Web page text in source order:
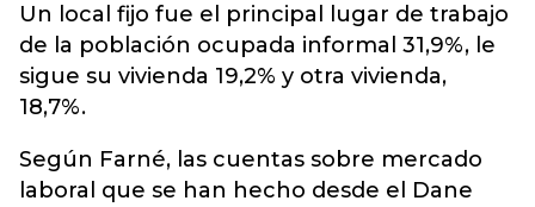
Un local fijo fue el principal lugar de trabajo
de la población ocupada informal 31,9%, le
sigue su vivienda 19,2% y otra vivienda,
18,7%.
Según Farné, las cuentas sobre mercado
laboral que se han hecho desde el Dane